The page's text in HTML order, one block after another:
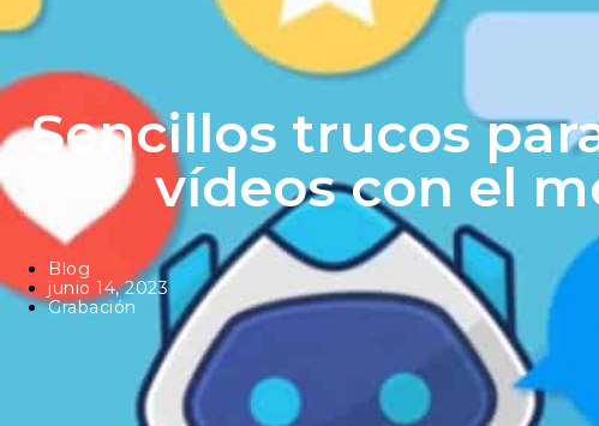
Sencillos trucos
vídeos con el
Blog
junio 14, 2023
Grabación